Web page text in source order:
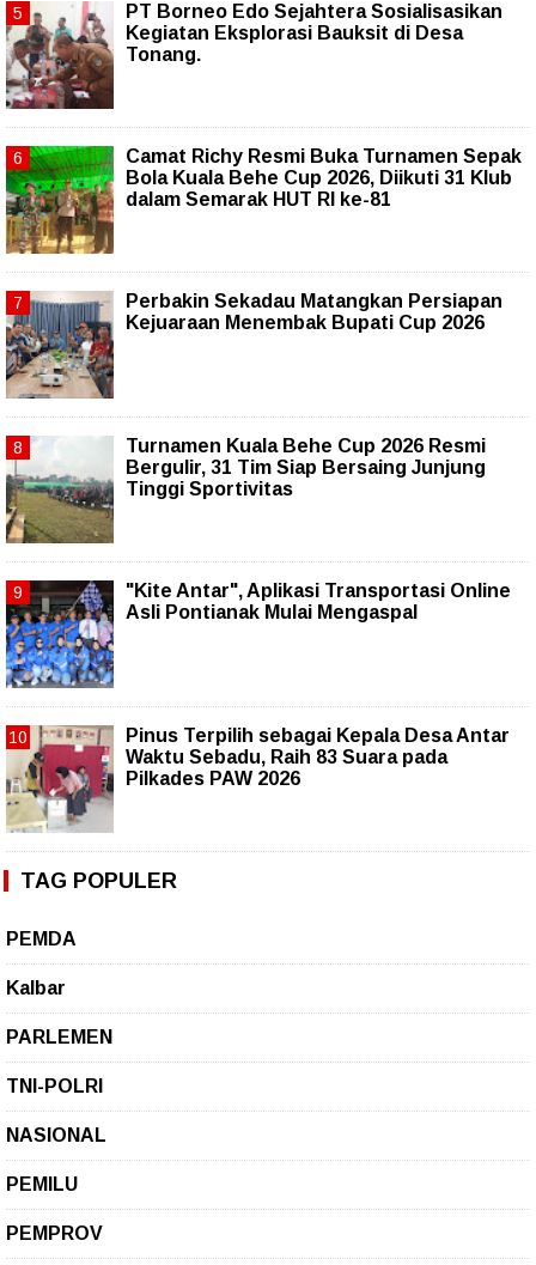
PT Borneo Edo Sejahtera Sosialisasikan
Kegiatan Eksplorasi Bauksit di Desa
Tonang.
Camat Richy Resmi Buka Turnamen Sepak
Bola Kuala Behe Cup 2026, Diikuti 31 Klub
dalam Semarak HUT RI ke-81
Perbakin Sekadau Matangkan Persiapan
Kejuaraan Menembak Bupati Cup 2026
Turnamen Kuala Behe Cup 2026 Resmi
Bergulir, 31 Tim Siap Bersaing Junjung
Tinggi Sportivitas
"Kite Antar", Aplikasi Transportasi Online
Asli Pontianak Mulai Mengaspal
Pinus Terpilih sebagai Kepala Desa Antar
Waktu Sebadu, Raih 83 Suara pada
Pilkades PAW 2026
TAG POPULER
PEMDA
Kalbar
PARLEMEN
TNI-POLRI
NASIONAL
PEMILU
PEMPROV